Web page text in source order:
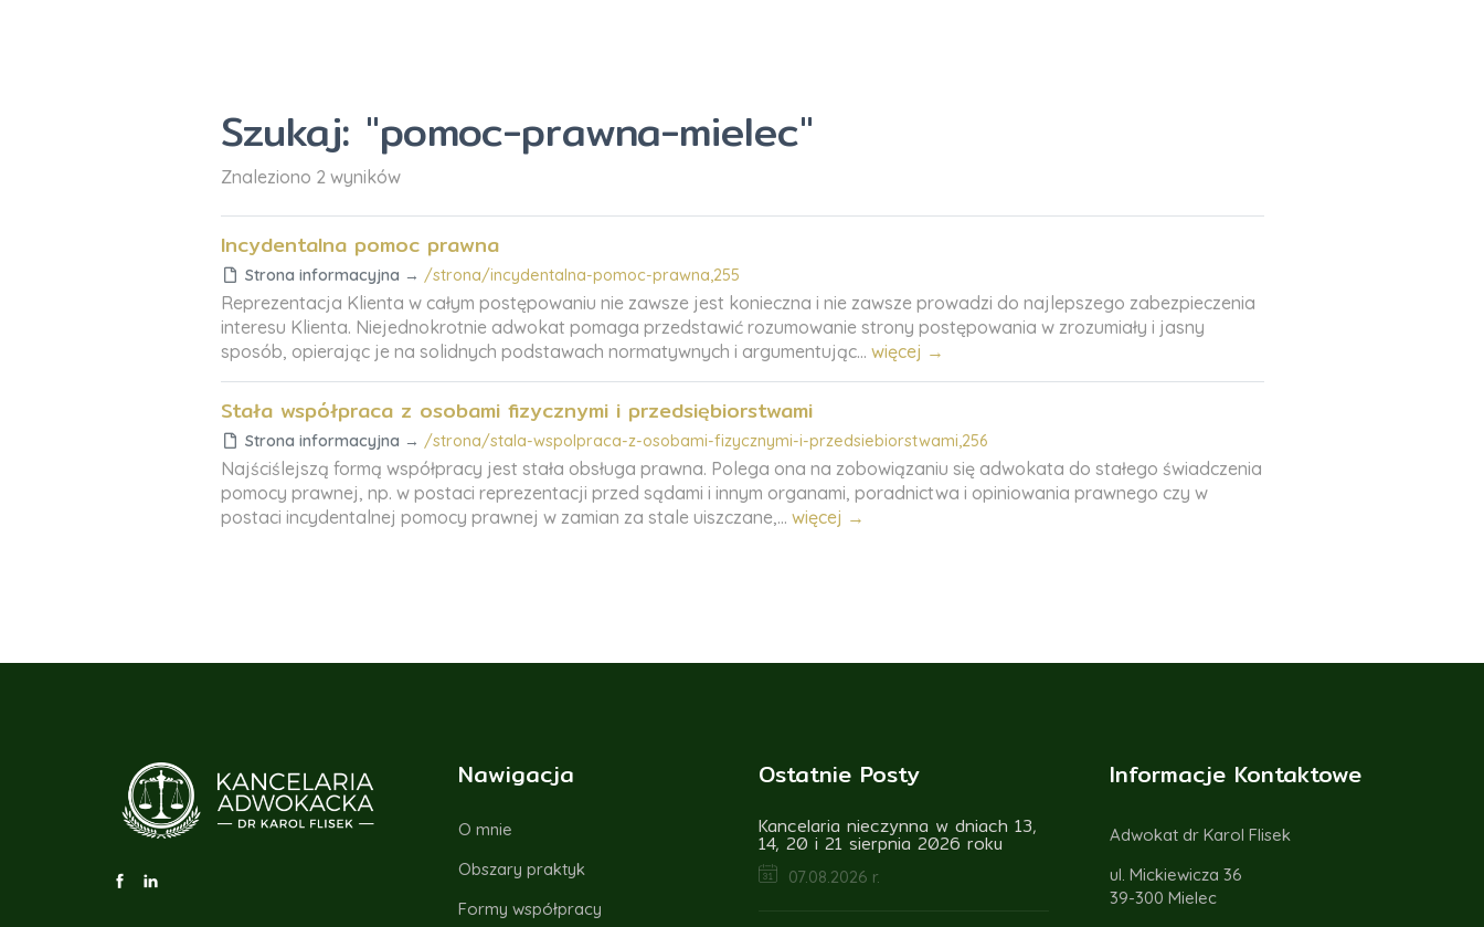
Szukaj: "pomoc-prawna-mielec"
Znaleziono 2 wyników
Incydentalna pomoc prawna
Strona informacyjna → /strona/incydentalna-pomoc-prawna,255
Reprezentacja Klienta w całym postępowaniu nie zawsze jest konieczna i nie zawsze prowadzi do najlepszego zabezpieczenia
interesu Klienta. Niejednokrotnie adwokat pomaga przedstawić rozumowanie strony postępowania w zrozumiały i jasny
sposób, opierając je na solidnych podstawach normatywnych i argumentując... więcej →
Stała współpraca z osobami fizycznymi i przedsiębiorstwami
Strona informacyjna → /strona/stala-wspolpraca-z-osobami-fizycznymi-i-przedsiebiorstwami,256
Najściślejszą formą współpracy jest stała obsługa prawna. Polega ona na zobowiązaniu się adwokata do stałego świadczenia
pomocy prawnej, np. w postaci reprezentacji przed sądami i innym organami, poradnictwa i opiniowania prawnego czy w
postaci incydentalnej pomocy prawnej w zamian za stale uiszczane,... więcej →
Nawigacja
O mnie
Obszary praktyk
Formy współpracy
Ostatnie Posty
Kancelaria nieczynna w dniach 13,
14, 20 i 21 sierpnia 2026 roku
07.08.2026 r.
Informacje Kontaktowe
Adwokat dr Karol Flisek
ul. Mickiewicza 36
39-300 Mielec